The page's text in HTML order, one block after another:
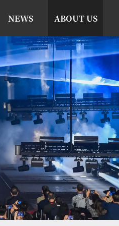
NEWS ABOUT US